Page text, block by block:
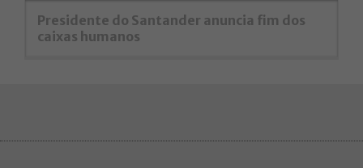
Presidente do Santander anuncia fim dos
caixas humanos